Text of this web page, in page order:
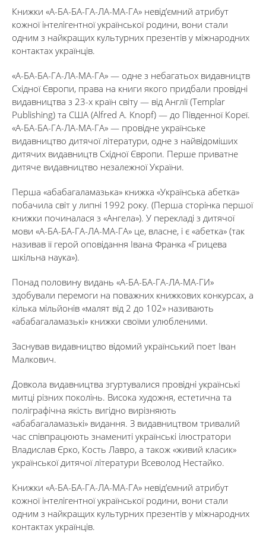
Книжки «А-БА-БА-ГА-ЛА-МА-ГА» невід’ємний атрибут
кожної інтелігентної української родини, вони стали
одним з найкращих культурних презентів у міжнародних
контактах українців.
«А-БА-БА-ГА-ЛА-МА-ГА» — одне з небагатьох видавництв
Східної Європи, права на книги якого придбали провідні
видавництва з 23-х країн світу — від Англії (Тemplar
Publishing) та США (Alfred A. Knopf) — до Південної Кореї.
«А-БА-БА-ГА-ЛА-МА-ГА» — провідне українське
видавництво дитячої літератури, одне з найвідоміших
дитячих видавництв Східної Європи. Перше приватне
дитяче видавництво незалежної України.
Перша «абабагаламазька» книжка «Українська абетка»
побачила світ у липні 1992 року. (Перша сторінка першої
книжки починалася з «Ангела»). У перекладі з дитячої
мови «А-БА-БА-ГА-ЛА-МА-ГА» це, власне, і є «абетка» (так
називав її герой оповідання Івана Франка «Грицева
шкільна наука»).
Понад половину видань «А-БА-БА-ГА-ЛА-МА-ГИ»
здобували перемоги на поважних книжкових конкурсах, а
кілька мільйонів «малят від 2 до 102» називають
«абабагаламазькі» книжки своїми улюбленими.
Заснував видавництво відомий український поет Іван
Малкович.
Довкола видавництва згуртувалися провідні українські
митці різних поколінь. Висока художня, естетична та
поліграфічна якість вигідно вирізняють
«абабагаламазькі» видання. З видавництвом тривалий
час співпрацюють знамениті українські ілюстратори
Владислав Єрко, Кость Лавро, а також «живий класик»
української дитячої літератури Всеволод Нестайко.
Книжки «А-БА-БА-ГА-ЛА-МА-ГА» невід’ємний атрибут
кожної інтелігентної української родини, вони стали
одним з найкращих культурних презентів у міжнародних
контактах українців.